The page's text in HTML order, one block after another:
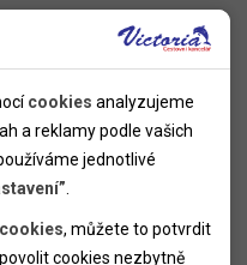
cookies analyzujeme
a reklamy podle vašich
jednotlivé
cookies, můžete to potvrdit
povolit cookies nezbytně
stránka použitelná
navigace stránky a
stránky. Webová
těchto cookies.